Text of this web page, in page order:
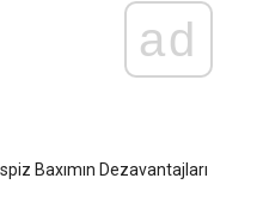
ad
Baxımın Dezavantajları